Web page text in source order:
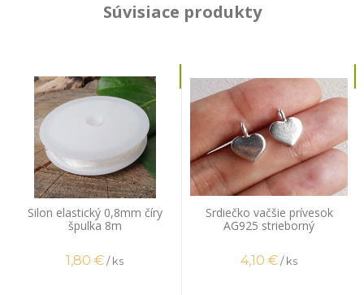
Súvisiace produkty
Silon elastický 0,8mm číry
špulka 8m
1,80 €/ ks
Srdiečko vačšie prívesok
AG925 strieborný
4,10 €/ ks